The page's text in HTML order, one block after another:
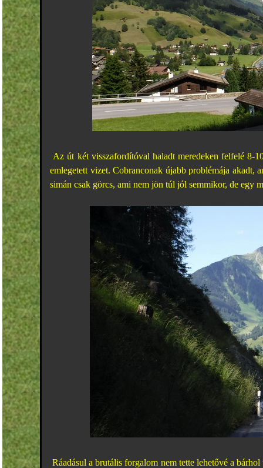
Az út két visszafordítóval haladt meredeken felfelé 8-
emlegetett vizet. Cobranconak újabb problémája akadt,
simán csak görcs, ami nem jön túl jól semmikor, de egy
Ráadásul a brutális forgalom nem tette lehetővé a